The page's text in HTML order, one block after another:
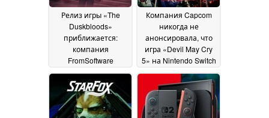
Релиз игры «The
Duskbloods»
приближается:
компания
FromSoftware
объявила даты
сетевых тестов16 July
2026
Компания Capcom
никогда не
анонсировала, что
игра «Devil May Cry
5» на Nintendo Switch
2 работает со
скоростью до 120
кадров в секунду,
превосходя по